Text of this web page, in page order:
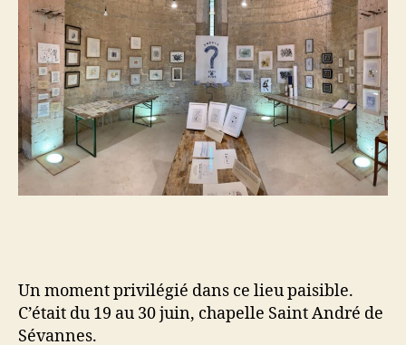
Un moment privilégié dans ce lieu paisible.
C’était du 19 au 30 juin, chapelle Saint André de
Sévannes.